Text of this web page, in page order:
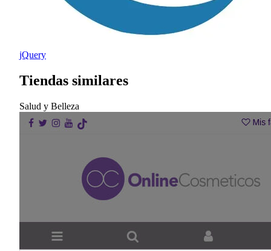
jQuery
Tiendas similares
Salud y Belleza